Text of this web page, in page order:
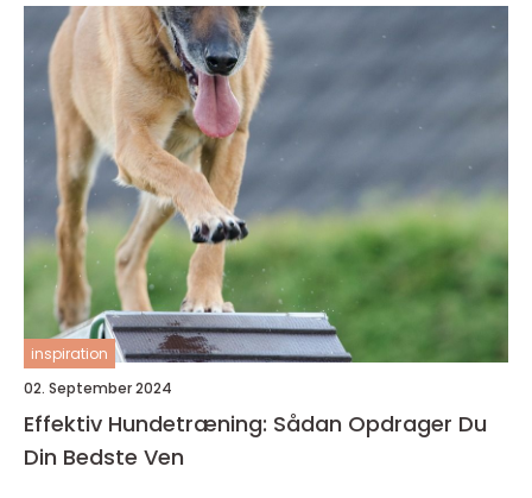
inspiration
02. September 2024
Effektiv Hundetræning: Sådan Opdrager Du
Din Bedste Ven